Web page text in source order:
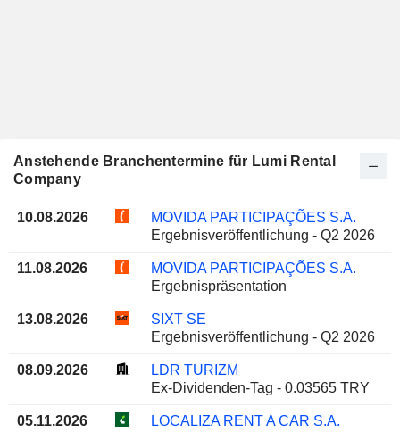
Anstehende Branchentermine für Lumi Rental
Company
10.08.2026
MOVIDA PARTICIPAÇÕES S.A.
Ergebnisveröffentlichung - Q2 2026
11.08.2026
MOVIDA PARTICIPAÇÕES S.A.
Ergebnispräsentation
13.08.2026
SIXT SE
Ergebnisveröffentlichung - Q2 2026
08.09.2026
LDR TURIZM
Ex-Dividenden-Tag - 0.03565 TRY
05.11.2026
LOCALIZA RENT A CAR S.A.